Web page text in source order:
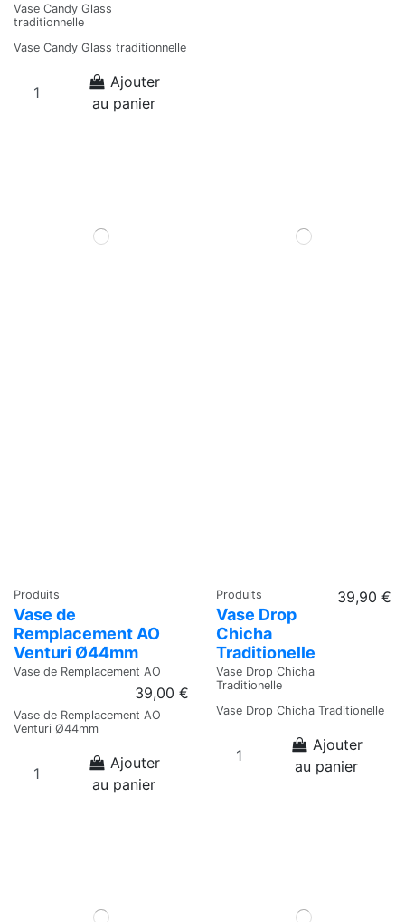
Vase Candy Glass
traditionnelle
Vase Candy Glass traditionnelle
Ajouter
au panier
Produits
Vase de
Remplacement AO
Venturi Ø44mm
Vase de Remplacement AO
39,00 €
Vase de Remplacement AO
Venturi Ø44mm
Ajouter
au panier
Produits
Vase Drop
Chicha
Traditionelle
Vase Drop Chicha
Traditionelle
39,90 €
Vase Drop Chicha Traditionelle
Ajouter
au panier